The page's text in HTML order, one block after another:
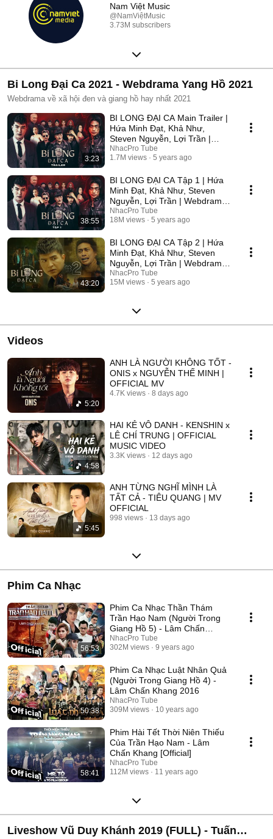
Nam Việt Music
@NamViệtMusic
3.73M subscribers
Bi Long Đại Ca 2021 - Webdrama Yang Hồ 2021
Webdrama về xã hội đen và giang hồ hay nhất 2021
3:23
BI LONG ĐẠI CA Main Trailer |
Hứa Minh Đạt, Khả Như,
Steven Nguyễn, Lợi Trần |
Webdrama Yang Hồ 2021
NhacPro Tube
1.7M views
5 years ago
38:55
BI LONG ĐẠI CA Tập 1 | Hứa
Minh Đạt, Khả Như, Steven
Nguyễn, Lợi Trần | Webdrama
Yang Hồ 2021
NhacPro Tube
18M views
5 years ago
43:20
BI LONG ĐẠI CA Tập 2 | Hứa
Minh Đạt, Khả Như, Steven
Nguyễn, Lợi Trần | Webdrama
Yang Hồ 2021
NhacPro Tube
15M views
5 years ago
Videos
5:20
ANH LÀ NGƯỜI KHÔNG TỐT -
ONIS x NGUYỄN THẾ MINH |
OFFICIAL MV
4.7K views 8 days ago
4:58
HAI KẺ VÔ DANH - KENSHIN x
LÊ CHÍ TRUNG | OFFICIAL
MUSIC VIDEO
3.3K views 12 days ago
5:45
ANH TỪNG NGHĨ MÌNH LÀ
TẤT CẢ - TIÊU QUANG | MV
OFFICIAL
998 views 13 days ago
Phim Ca Nhạc
56:53
Phim Ca Nhạc Thần Thám
Trần Hạo Nam (Người Trong
Giang Hồ 5) - Lâm Chấn
Khang 2017
NhacPro Tube
302M views
9 years ago
50:38
Phim Ca Nhạc Luật Nhân Quả
(Người Trong Giang Hồ 4) -
Lâm Chấn Khang 2016
NhacPro Tube
309M views
10 years ago
58:41
Phim Hài Tết Thời Niên Thiếu
Của Trần Hạo Nam - Lâm
Chấn Khang [Official]
NhacPro Tube
112M views
11 years ago
Liveshow Vũ Duy Khánh 2019 (FULL) - Tuấn